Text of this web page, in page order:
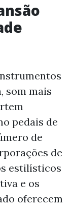
som mais
pedais de
de
de
estilísticos
e os
oferecem